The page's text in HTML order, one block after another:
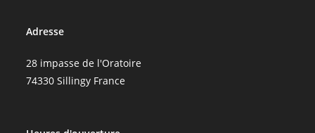
Adresse
28 impasse de l'Oratoire
74330 Sillingy France